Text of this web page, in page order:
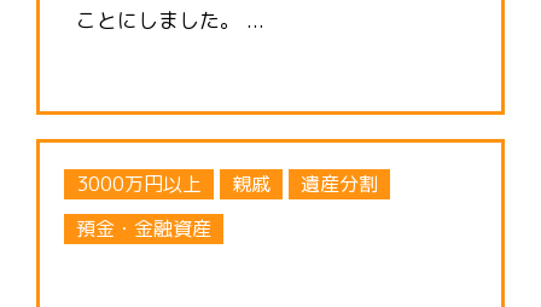
ことにしました。 ...
3000万円以上 親戚
遺産分割
預金・金融資産